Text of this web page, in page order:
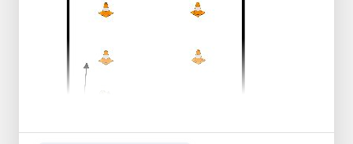
pista, va a la línea de fondo y un nuevo jugador